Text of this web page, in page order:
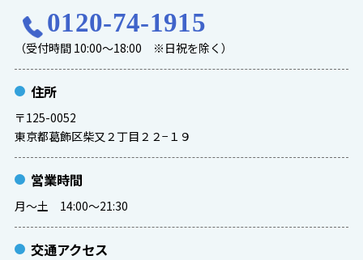
0120-74-1915
（受付時間 10:00～18:00 ※日祝を除く）
住所
〒125-0052
東京都葛飾区柴又２丁目２２−１９
営業時間
月〜土 14:00〜21:30
交通アクセス